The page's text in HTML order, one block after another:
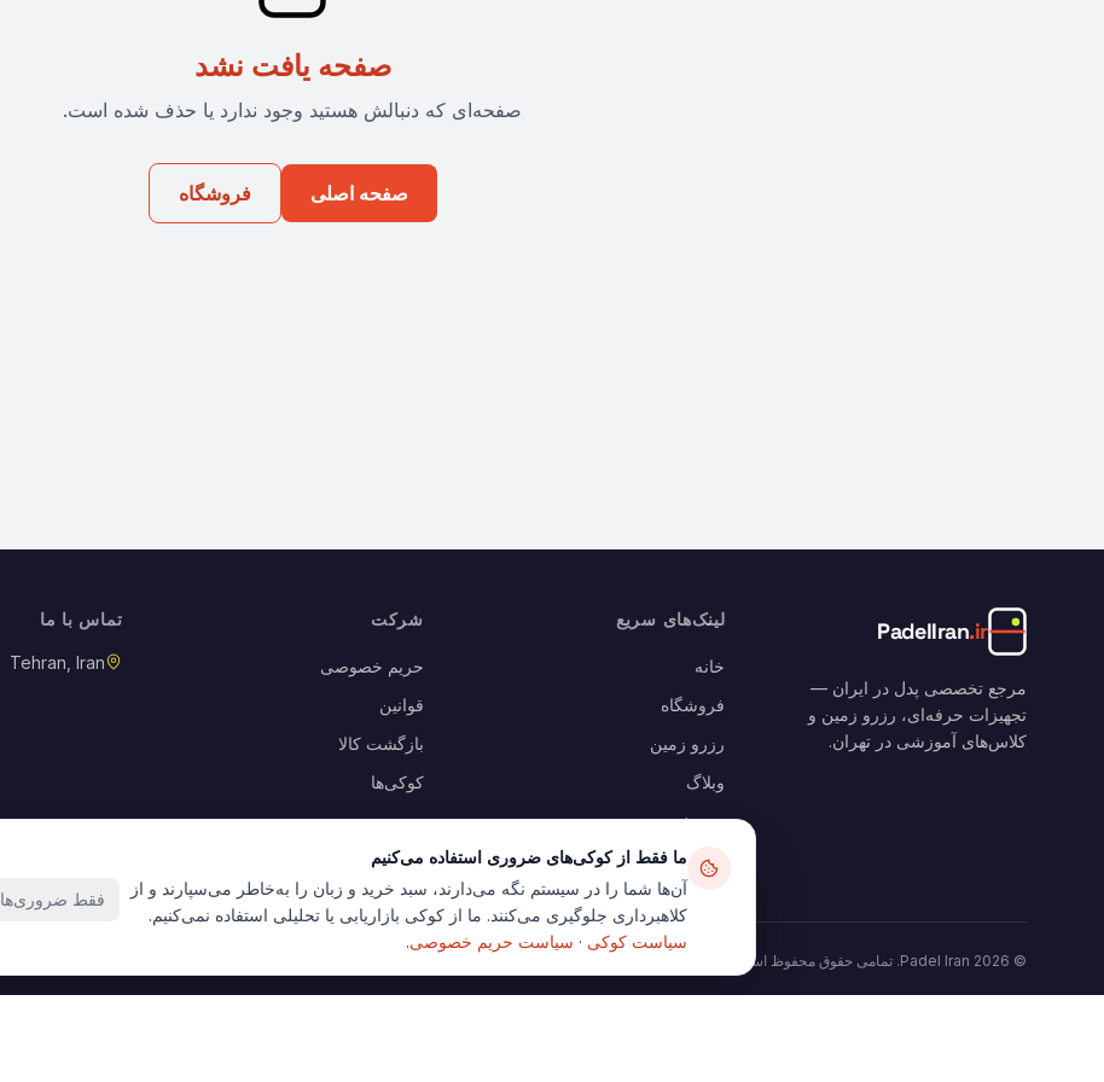
صفحه یافت نشد
صفحه‌ای که دنبالش هستید وجود ندارد یا حذف شده است.
صفحه اصلی فروشگاه
PadelIran.ir
مرجع تخصصی پدل در ایران —
تجهیزات حرفه‌ای، رزرو زمین و
کلاس‌های آموزشی در تهران.
لینک‌های سریع
خانه
فروشگاه
رزرو زمین
وبلاگ
سبد خرید
حساب من
شرکت
حریم خصوصی
قوانین
بازگشت کالا
کوکی‌ها
تماس با ما
Tehran, Iran
©
2026 تمامی حقوق محفوظ است
ما فقط از کوکی‌های ضروری استفاده می‌کنیم
آن‌ها شما را در سیستم نگه می‌دارند، سبد خرید و زبان را به‌خاطر می‌سپارند و از
کلاهبرداری جلوگیری می‌کنند. ما از کوکی بازاریابی یا تحلیلی استفاده نمی‌کنیم.
سیاست کوکی · سیاست حریم خصوصی.
فقط ضروری‌ها